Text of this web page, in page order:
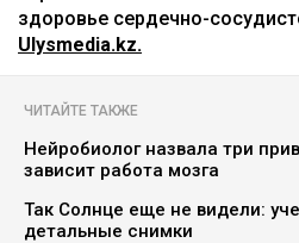
здоровье сердечно-
Ulysmedia.kz.
ЧИТАЙТЕ ТАКЖЕ
Нейробиолог назвала три
зависит работа мозга
Так Солнце еще не видели:
детальные снимки